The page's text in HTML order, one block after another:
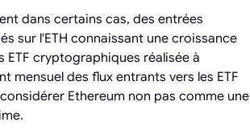
dans certains cas, des entrées
sur l'ETH connaissant une croissance
ETF cryptographiques réalisée à
mensuel des flux entrants vers les ETF
Ethereum non pas comme une